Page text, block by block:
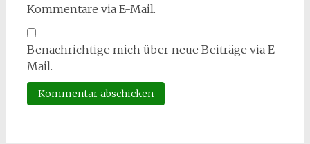
Kommentare via E-Mail.
Benachrichtige mich über neue Beiträge via E-
Mail.